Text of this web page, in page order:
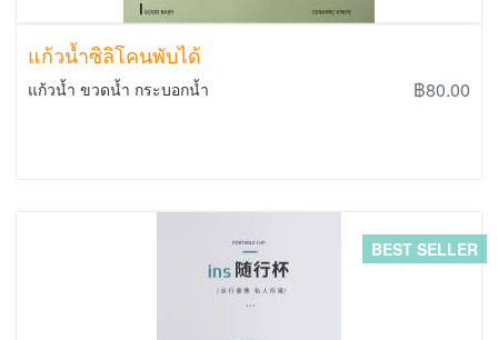
แก้วน้ำซิลิโคนพับได้
แก้วน้ำ ขวดน้ำ กระบอกน้ำ ฿80.00
BEST SELLER